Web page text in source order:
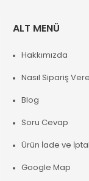
ALT MENÜ
Hakkımızda
Nasıl Sipariş
Blog
Soru Cevap
Ürün İade ve
Google Map